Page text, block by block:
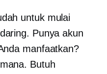
untuk mulai
Punya akun
manfaatkan?
Butuh